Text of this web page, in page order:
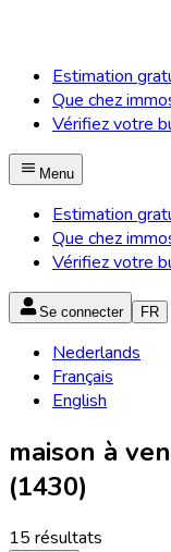
Estimation
Que chez
Vérifiez votre
Menu
Estimation
Que chez
Vérifiez votre
Se connecter FR
Nederlands
Français
English
maison à
(1430)
15 résultats